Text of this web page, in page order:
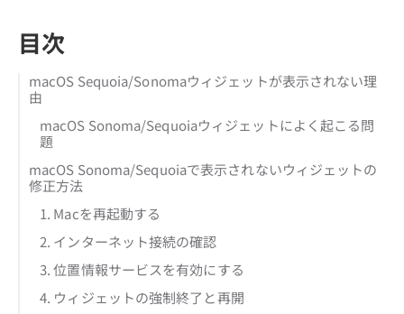
目次
macOS Sequoia/Sonomaウィジェットが表示されない理
由
macOS Sonoma/Sequoiaウィジェットによく起こる問
題
macOS Sonoma/Sequoiaで表示されないウィジェットの
修正方法
1. Macを再起動する
2. インターネット接続の確認
3. 位置情報サービスを有効にする
4. ウィジェットの強制終了と再開